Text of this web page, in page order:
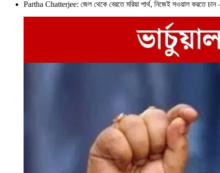
Partha Chatterjee: জেল থেকে বেরতে মরিয়া পার্থ, নিজেই সওয়াল